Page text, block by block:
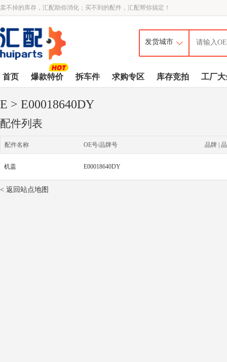
卖不掉的库存，汇配助你消化；买不到的配件，汇配帮你搞定！
首页 爆款特价 拆车件 求购专区 库存竞拍 工厂大
E > E00018640DY
配件列表
配件名称 OE号/品牌号 品牌 |
机盖 E00018640DY
< 返回站点地图